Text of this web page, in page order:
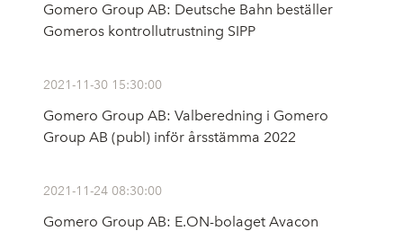
Gomero Group AB: Deutsche Bahn beställer
Gomeros kontrollutrustning SIPP
2021-11-30 15:30:00
Gomero Group AB: Valberedning i Gomero
Group AB (publ) inför årsstämma 2022
2021-11-24 08:30:00
Gomero Group AB: E.ON-bolaget Avacon